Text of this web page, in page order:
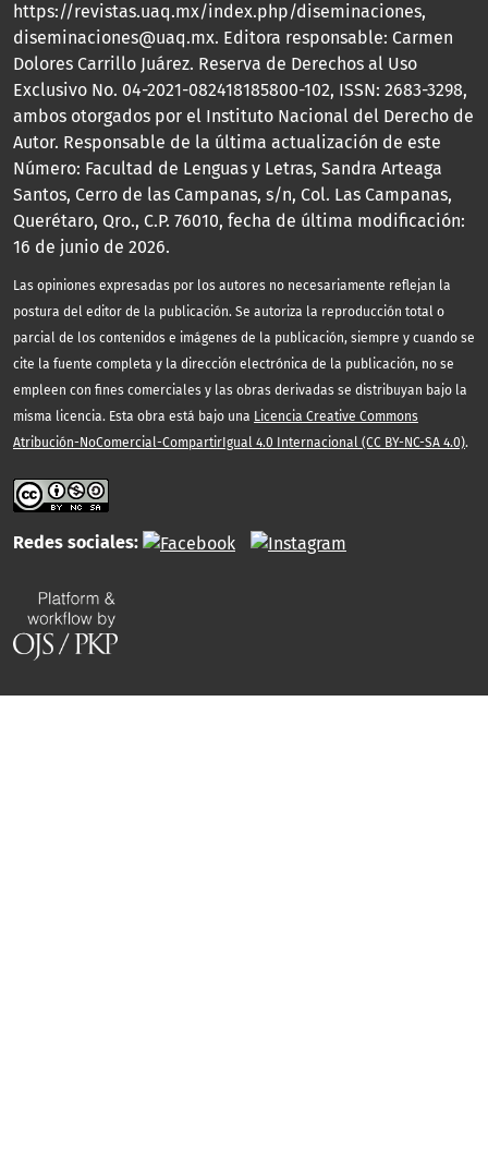
https://revistas.uaq.mx/index.php/diseminaciones,
diseminaciones@uaq.mx. Editora responsable: Carmen
Dolores Carrillo Juárez. Reserva de Derechos al Uso
Exclusivo No. 04-2021-082418185800-102, ISSN: 2683-3298,
ambos otorgados por el Instituto Nacional del Derecho de
Autor. Responsable de la última actualización de este
Número: Facultad de Lenguas y Letras, Sandra Arteaga
Santos, Cerro de las Campanas, s/n, Col. Las Campanas,
Querétaro, Qro., C.P. 76010, fecha de última modificación:
16 de junio de 2026.
Las opiniones expresadas por los autores no necesariamente reflejan la
postura del editor de la publicación. Se autoriza la reproducción total o
parcial de los contenidos e imágenes de la publicación, siempre y cuando se
cite la fuente completa y la dirección electrónica de la publicación, no se
empleen con fines comerciales y las obras derivadas se distribuyan bajo la
misma licencia. Esta obra está bajo una Licencia Creative Commons
Atribución-NoComercial-CompartirIgual 4.0 Internacional (CC BY-NC-SA 4.0).
Redes sociales: